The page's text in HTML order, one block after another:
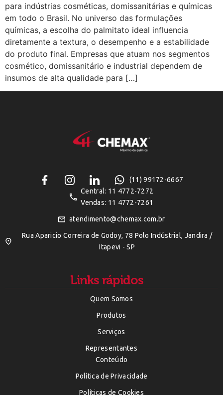
para indústrias cosméticas, domissanitárias e químicas
em todo o Brasil. No universo das formulações
químicas, a escolha do palmitato ideal influencia
diretamente a textura, o desempenho e a estabilidade
do produto final. Empresas que atuam nos segmentos
cosmético, domissanitário e industrial dependem de
insumos de alta qualidade para […]
(11) 99172-6667
Central: 11 4772-7272
Vendas: 11 4772-7261
atendimento@chemax.com.br
Rua Aparicio Correira de Godoy, 78 Polo Indústrial, Jandira /
Itapevi - SP
Links rápidos
Quem Somos
Produtos
Serviços
Representantes
Conteúdo
Política de Privacidade
Políticas de Cookies